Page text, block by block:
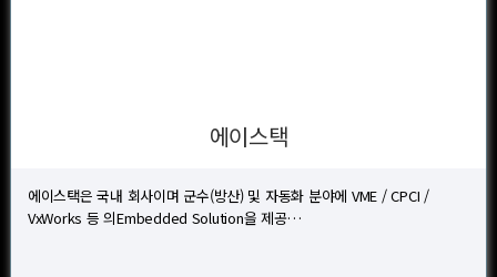
에이스택
에이스택은 국내 회사이며 군수(방산) 및 자동화 분야에 VME / CPCI /
VxWorks 등 의Embedded Solution을 제공…